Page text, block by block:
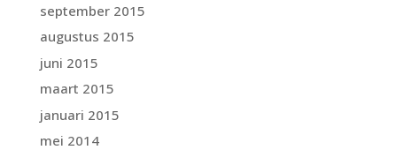
september 2015
augustus 2015
juni 2015
maart 2015
januari 2015
mei 2014